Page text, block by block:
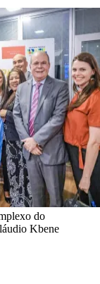
do
Kbene